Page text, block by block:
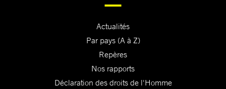
Actualités
Par pays (A à Z)
Repères
Nos rapports
Déclaration des droits de l'Homme